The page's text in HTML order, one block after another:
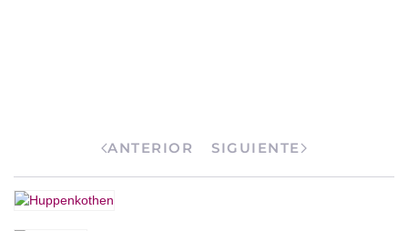
ANTERIOR SIGUIENTE